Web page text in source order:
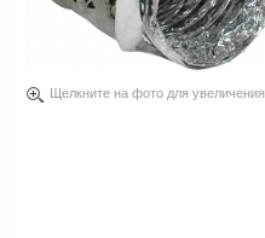
Щелкните на фото для увеличения